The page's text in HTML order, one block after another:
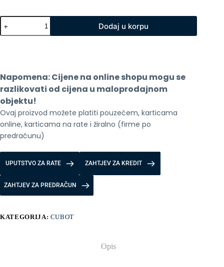
Cubot
X70
12+12GB
Black
količina
Dodaj u korpu
Napomena: Cijene na online shopu mogu se
razlikovati od cijena u maloprodajnom
objektu!
Ovaj proizvod možete platiti pouzećem, karticama
online, karticama na rate i žiralno (firme po
predračunu)
UPUTSTVO ZA RATE ZAHTJEV ZA KREDIT
ZAHTJEV ZA PREDRAČUN
KATEGORIJA: CUBOT
Opis